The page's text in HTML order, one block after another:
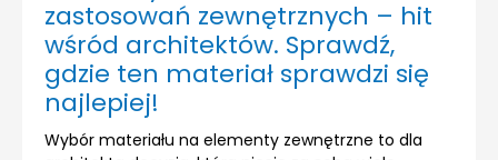
zastosowań zewnętrznych – hit
wśród architektów. Sprawdź,
gdzie ten materiał sprawdzi się
najlepiej!
Wybór materiału na elementy zewnętrzne to dla